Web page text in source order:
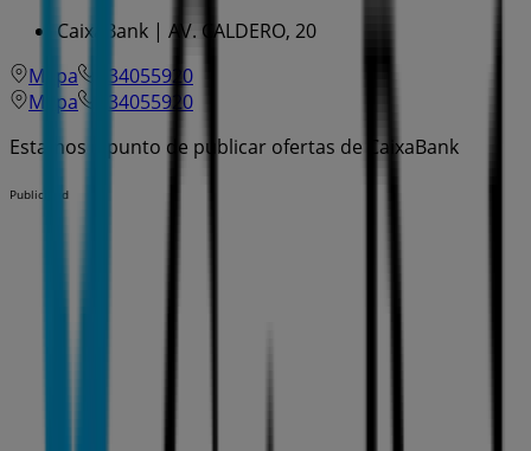
CaixaBank | AV. CALDERO, 20
Mapa
934055920
Mapa
934055920
Estamos a punto de publicar ofertas de CaixaBank
Publicidad